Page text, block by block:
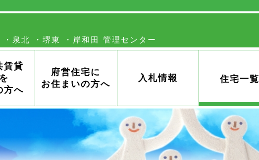
泉北 堺東 岸和田
賃貸
方へ
府営住宅に
お住まいの方へ
入札情報 住宅一覧